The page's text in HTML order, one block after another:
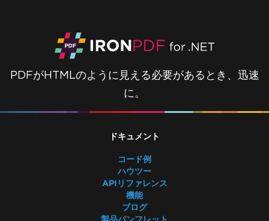
PDFがHTMLのように見える必要があるとき、迅速
に。
ドキュメント
コード例
ハウツー
APIリファレンス
機能
ブログ